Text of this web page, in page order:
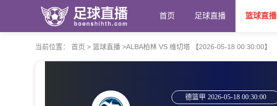
首页 足球直播 篮球直播
当前位置： 首页 > 篮球直播 >ALBA柏林 VS 维切塔 【2026-05-18 00:30:00】
德篮甲 2026-05-18 00:30:00